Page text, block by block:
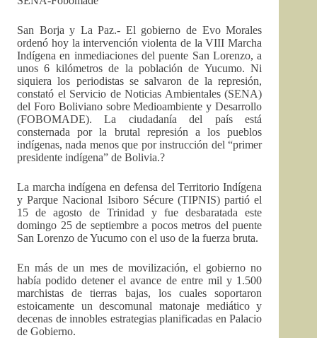
San Borja y La Paz.- El gobierno de Evo Morales
ordenó hoy la intervención violenta de la VIII Marcha
Indígena en inmediaciones del puente San Lorenzo, a
unos 6 kilómetros de la población de Yucumo. Ni
siquiera los periodistas se salvaron de la represión,
constató el Servicio de Noticias Ambientales (SENA)
del Foro Boliviano sobre Medioambiente y Desarrollo
(FOBOMADE). La ciudadanía del país está
consternada por la brutal represión a los pueblos
indígenas, nada menos que por instrucción del “primer
presidente indígena” de Bolivia.?
La marcha indígena en defensa del Territorio Indígena
y Parque Nacional Isiboro Sécure (TIPNIS) partió el
15 de agosto de Trinidad y fue desbaratada este
domingo 25 de septiembre a pocos metros del puente
San Lorenzo de Yucumo con el uso de la fuerza bruta.
En más de un mes de movilización, el gobierno no
había podido detener el avance de entre mil y 1.500
marchistas de tierras bajas, los cuales soportaron
estoicamente un descomunal matonaje mediático y
decenas de innobles estrategias planificadas en Palacio
de Gobierno.